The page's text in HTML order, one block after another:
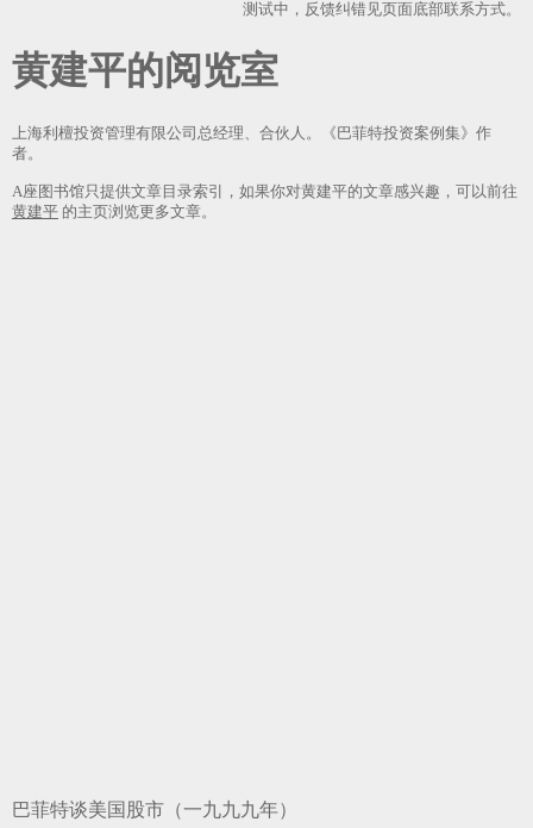
测试中，反馈纠错见页面底部联系方式。
黄建平
上海利檀投资管理有限公司总经理、合伙人。《巴菲特投资案例集》作
者。
A座图书馆只提供文章目录索引，如果你对黄建平的文章感兴趣，可以前往
黄建平 的主页浏览更多文章。
巴菲特谈美国股市（一九九九年）